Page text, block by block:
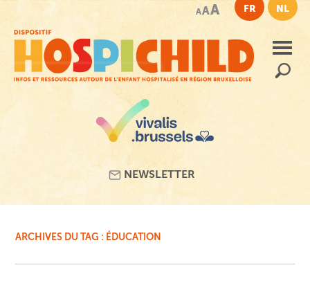
contenu
principal
AAA FR NL
NEWSLETTER
ARCHIVES DU TAG : ÉDUCATION